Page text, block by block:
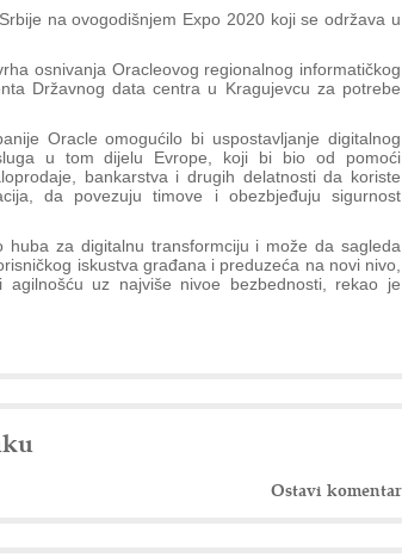
na ovogodišnjem Expo 2020 koji se održava u
osnivanja Oracleovog regionalnog informatičkog
Državnog data centra u Kragujevcu za potrebe
Oracle omogućilo bi uspostavljanje digitalnog
u tom dijelu Evrope, koji bi bio od pomoći
bankarstva i drugih delatnosti da koriste
da povezuju timove i obezbjeđuju sigurnost
huba za digitalnu transformciju i može da sagleda
iskustva građana i preduzeća na novi nivo,
agilnošću uz najviše nivoe bezbednosti, rekao je
Ostavi komentar